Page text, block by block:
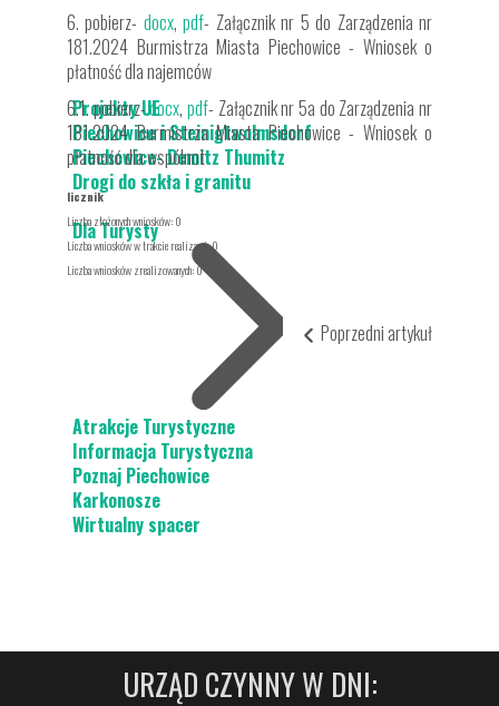
Projekty UE
Piechowice i Steinigtwolmsdorf
Piechowice- Demitz Thumitz
Drogi do szkła i granitu
Dla Turysty
Atrakcje Turystyczne
Informacja Turystyczna
Poznaj Piechowice
Karkonosze
Wirtualny spacer
6. pobierz- docx,pdf- Załącznik nr 5 do Zarządzenia nr
181.2024 Burmistrza Miasta Piechowice - Wniosek o
płatność dla najemców
6.1. pobierz-docx,pdf- Załącznik nr 5a do Zarządzenia nr
181.2024 Burmistrza Miasta Piechowice - Wniosek o
płatność dla wspólnot
licznik
Liczba złożonych wniosków: 0
Liczba wniosków w trakcie realizacji: 0
Liczba wniosków zrealizowanych: 0
Poprzedni artykuł
URZĄD CZYNNY W DNI: